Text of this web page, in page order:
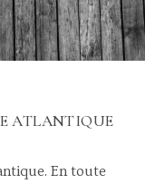
ATLANTIQUE
En toute